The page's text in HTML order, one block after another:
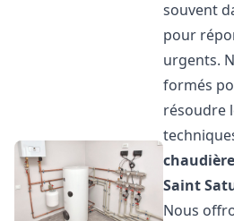
souvent
pour
urgents.
formés
résoudre
Saint
Nous